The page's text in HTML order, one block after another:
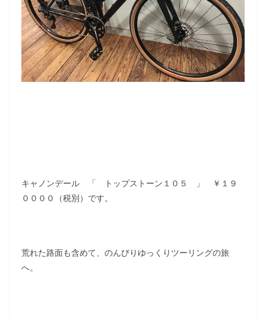
キャノンデール 「 トップストーン１０５ 」 ￥１９
００００（税別）です。
荒れた路面も含めて、のんびりゆっくりツーリングの旅
へ。